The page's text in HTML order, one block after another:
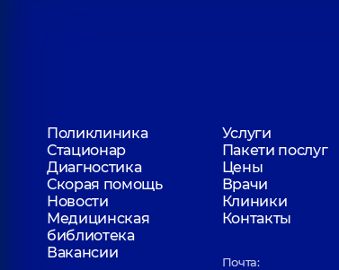
Поликлиника
Услуги
Стационар
Пакети послуг
Диагностика
Цены
Скорая помощь
Врачи
Новости
Клиники
Медицинская
библиотека
Контакты
Вакансии
Почта: